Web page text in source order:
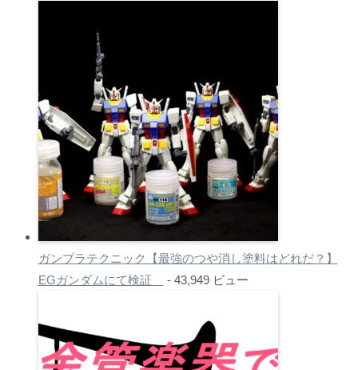
ガンプラテクニック【最強のつや消し塗料はどれだ？】
EGガンダムにて検証
- 43,949 ビュー